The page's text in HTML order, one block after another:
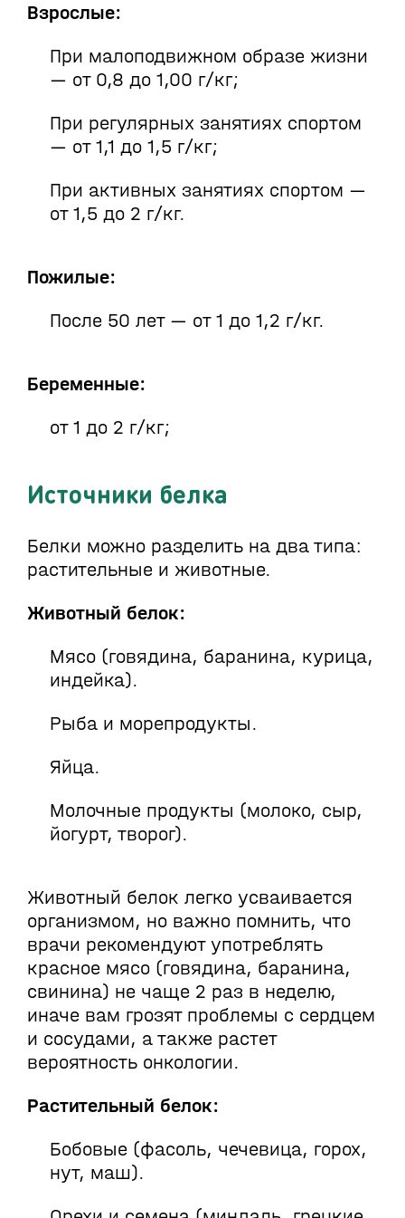
Взрослые:
При малоподвижном образе жизни
— от 0,8 до 1,00 г/кг;
При регулярных занятиях спортом
— от 1,1 до 1,5 г/кг;
При активных занятиях спортом —
от 1,5 до 2 г/кг.
Пожилые:
После 50 лет — от 1 до 1,2 г/кг.
Беременные:
от 1 до 2 г/кг;
Источники белка
Белки можно разделить на два типа:
растительные и животные.
Животный белок:
Мясо (говядина, баранина, курица,
индейка).
Рыба и морепродукты.
Яйца.
Молочные продукты (молоко, сыр,
йогурт, творог).
Животный белок легко усваивается
организмом, но важно помнить, что
врачи рекомендуют употреблять
красное мясо (говядина, баранина,
свинина) не чаще 2 раз в неделю,
иначе вам грозят проблемы с сердцем
и сосудами, а также растет
вероятность онкологии.
Растительный белок:
Бобовые (фасоль, чечевица, горох,
нут, маш).